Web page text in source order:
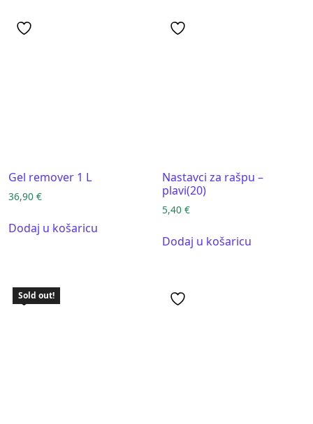
Gel remover 1 L
36,90 €
Dodaj u košaricu
Nastavci za rašpu –
plavi(20)
5,40€
Dodaj u košaricu
Sold out!